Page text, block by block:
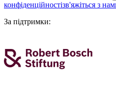
конфіденційностізв'яжіться з
За підтримки: